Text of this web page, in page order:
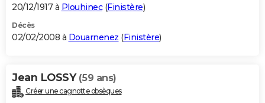
20/12/1917 à Plouhinec(Finistère)
Décès
02/02/2008 à Douarnenez (Finistère)
Jean LOSSY (59 ans)
Créer une cagnotte obsèques